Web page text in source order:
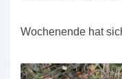
Wochenende hat